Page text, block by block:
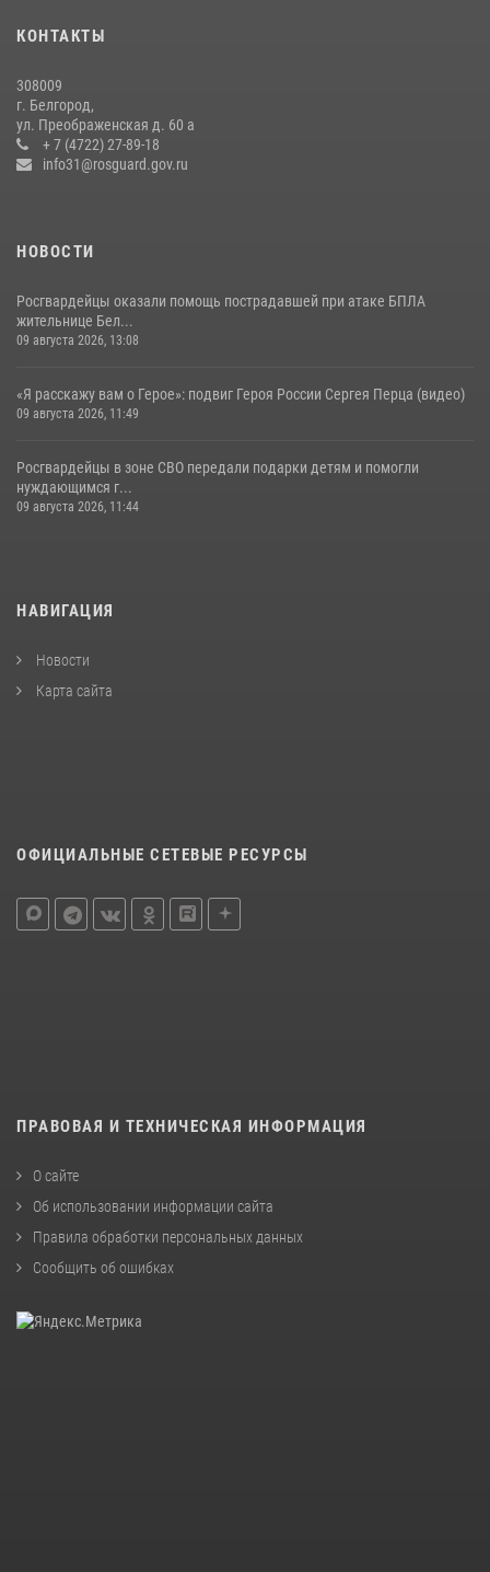
Росгвардейцы провели урок безопасности для воспитанников
Старооскольского военно-патриотического клуба
10 июля 2026, 06:30
КОНТАКТЫ
308009
г. Белгород,
ул. Преображенская д. 60 а
+ 7 (4722) 27-89-18
info31@rosguard.gov.ru
НОВОСТИ
Росгвардейцы оказали помощь пострадавшей при атаке БПЛА
жительнице Бел...
09 августа 2026, 13:08
«Я расскажу вам о Герое»: подвиг Героя России Сергея Перца (видео)
09 августа 2026, 11:49
Росгвардейцы в зоне СВО передали подарки детям и помогли
нуждающимся г...
09 августа 2026, 11:44
НАВИГАЦИЯ
Новости
Карта сайта
ОФИЦИАЛЬНЫЕ СЕТЕВЫЕ РЕСУРСЫ
ПРАВОВАЯ И ТЕХНИЧЕСКАЯ ИНФОРМАЦИЯ
О сайте
Об использовании информации сайта
Правила обработки персональных данных
Сообщить об ошибках